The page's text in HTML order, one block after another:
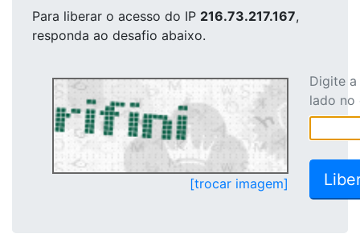
Para liberar o acesso do IP 216.73.217.167,
responda ao desafio abaixo.
[trocar imagem]
Digite
lado no